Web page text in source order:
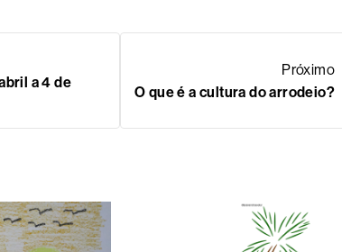
a 4 de
Próximo
O que é a cultura do arrodeio?